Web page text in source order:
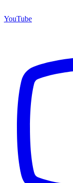
YouTube